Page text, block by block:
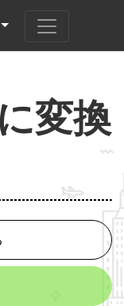
変換